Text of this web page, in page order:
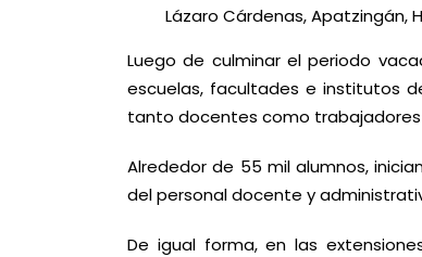
Lázaro Cárdenas, Apatzingán,
Luego de culminar el periodo
escuelas, facultades e institutos
tanto docentes como trabajadores
Alrededor de 55 mil alumnos,
del personal docente y
De igual forma, en las